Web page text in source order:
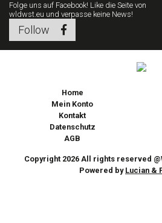
Folge uns auf Facebook! Like die Seite von
wldwst.eu und verpasse keine News!
Follow
Home
Mein Konto
Kontakt
Datenschutz
AGB
Copyright 2026 All rights reserved
Powered by Lucian &